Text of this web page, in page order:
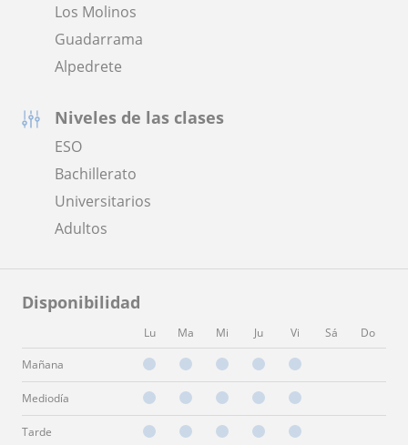
Los Molinos
Guadarrama
Alpedrete
Niveles de las clases
ESO
Bachillerato
Universitarios
Adultos
Disponibilidad
Lu Ma Mi Ju Vi Sá Do
Mañana
Mediodía
Tarde